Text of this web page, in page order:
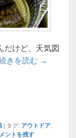
だけど、天気図
きを読む 【家キャ
→
| タグ: アウトドア
ントを残す